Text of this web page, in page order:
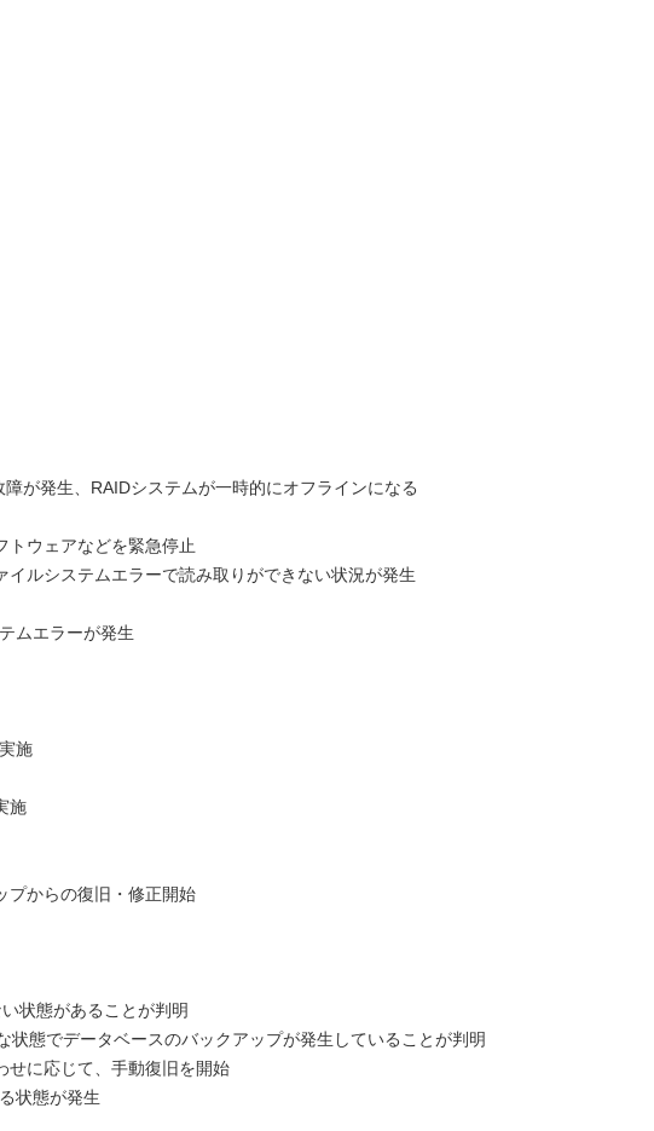
が発生、RAIDシステムが一時的にオフラインになる
ウェアなどを緊急停止
ルシステムエラーで読み取りができない状況が発生
ムエラーが発生
施
施
プからの復旧・修正開始
状態があることが判明
態でデータベースのバックアップが発生していることが判明
せに応じて、手動復旧を開始
状態が発生